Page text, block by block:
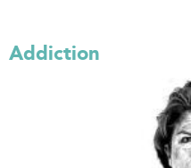
Addiction